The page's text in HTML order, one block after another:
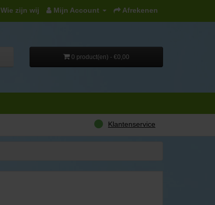
Wie zijn wij Mijn Account Afrekenen
0 product(en) - €0,00
Klantenservice